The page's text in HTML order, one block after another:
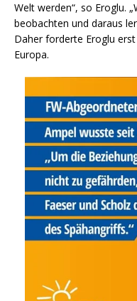
Welt werden“, so Eroglu.
beobachten und daraus
Daher forderte Eroglu
Europa.